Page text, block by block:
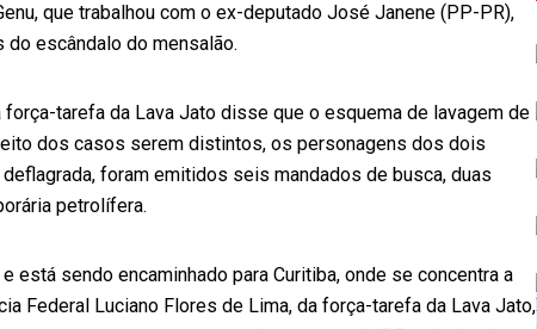
que trabalhou com o ex-deputado José Janene (PP-PR),
escândalo do mensalão.
tarefa da Lava Jato disse que o esquema de lavagem de
dos casos serem distintos, os personagens dos dois
foram emitidos seis mandados de busca, duas
petrolífera.
sendo encaminhado para Curitiba, onde se concentra a
Federal Luciano Flores de Lima, da força-tarefa da Lava Jato,